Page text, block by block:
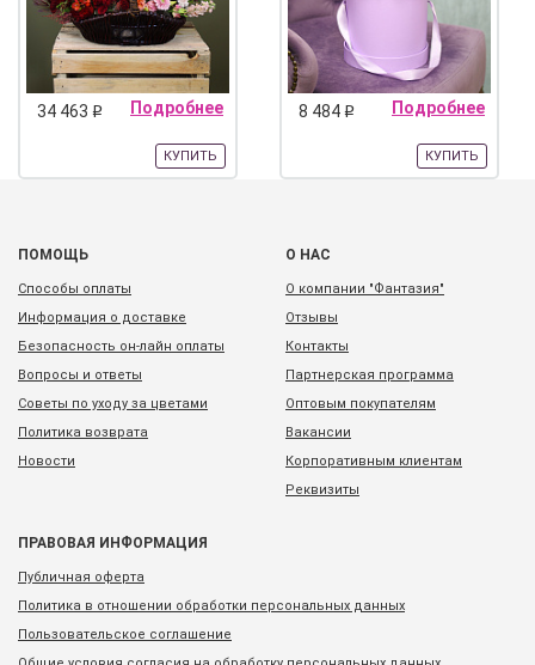
34 463 q Подробнее
КУПИТЬ
8 484 q Подробнее
КУПИТЬ
ПОМОЩЬ
Способы оплаты
Информация о доставке
Безопасность он-лайн оплаты
Вопросы и ответы
Советы по уходу за цветами
Политика возврата
Новости
О НАС
О компании "Фантазия"
Отзывы
Контакты
Партнерская программа
Оптовым покупателям
Вакансии
Корпоративным клиентам
Реквизиты
ПРАВОВАЯ ИНФОРМАЦИЯ
Публичная оферта
Политика в отношении обработки персональных данных
Пользовательское соглашение